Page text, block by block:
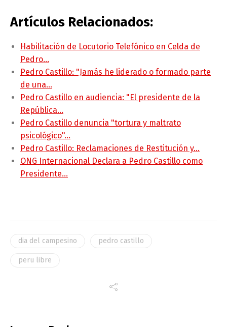
Artículos Relacionados:
Habilitación de Locutorio Telefónico en Celda de
Pedro…
Pedro Castillo: "Jamás he liderado o formado parte
de una…
Pedro Castillo en audiencia: "El presidente de la
República…
Pedro Castillo denuncia "tortura y maltrato
psicológico"…
Pedro Castillo: Reclamaciones de Restitución y…
ONG Internacional Declara a Pedro Castillo como
Presidente…
dia del campesino pedro castillo
peru libre